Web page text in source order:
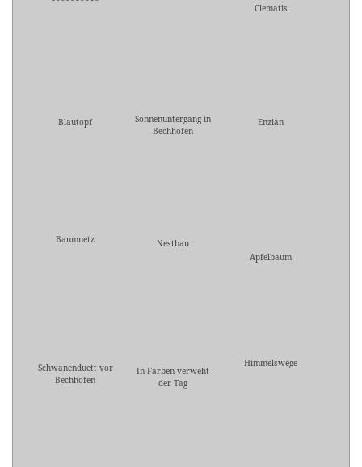
Clematis
Blautopf
Sonnenuntergang in
Bechhofen
Enzian
Baumnetz
Nestbau
Apfelbaum
Schwanenduett vor
Bechhofen
In Farben verweht
der Tag
Himmelswege